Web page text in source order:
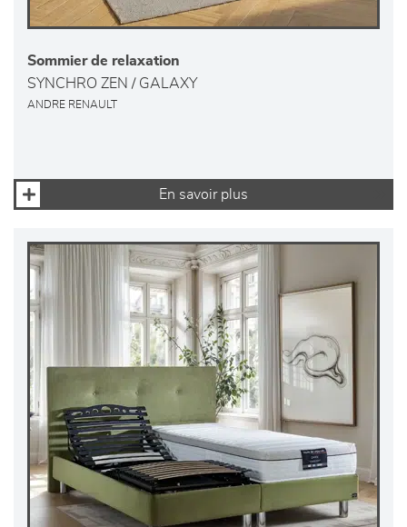
Sommier de relaxation
SYNCHRO ZEN / GALAXY
ANDRE RENAULT
En savoir plus